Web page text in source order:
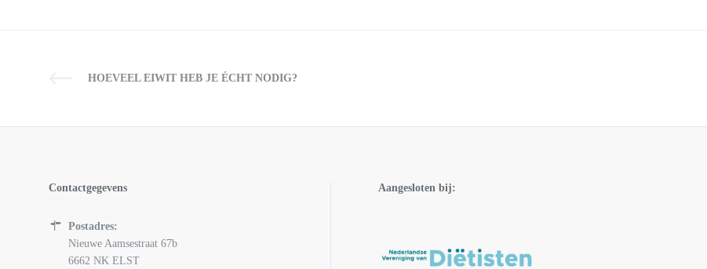
HOEVEEL EIWIT HEB JE ÉCHT NODIG?
Contactgegevens
Postadres:
Nieuwe Aamsestraat 67b
6662 NK ELST
Aangesloten bij: